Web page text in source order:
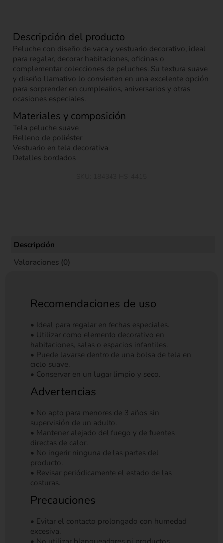
Descripción del producto
Peluche con diseño de vaca y vestuario decorativo, ideal
para regalar, decorar habitaciones, oficinas o
complementar colecciones de peluches. Su textura suave
y diseño llamativo lo convierten en una excelente opción
para sorprender en cumpleaños, aniversarios y otras
ocasiones especiales.
Materiales y composición
Tela peluche suave
Relleno de poliéster
Vestuario en tela decorativa
Detalles bordados
Descripción
Valoraciones (0)
Recomendaciones de uso
• Ideal para regalar en fechas especiales.
• Utilizar como elemento decorativo en
habitaciones, salas o espacios infantiles.
• Puede lavarse dentro de una bolsa de tela en
ciclo suave.
• Conservar en un lugar limpio y seco.
Advertencias
• No apto para menores de 3 años sin
supervisión de un adulto.
• Mantener alejado del fuego y de fuentes
directas de calor.
• No ingerir ninguna de las partes del
producto.
• Revisar periódicamente el estado de las
costuras.
Precauciones
• Evitar el contacto prolongado con humedad
excesiva.
• No utilizar blanqueadores ni productos